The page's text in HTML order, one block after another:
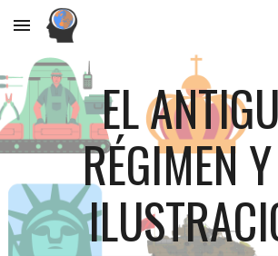
Skip to main content
EL
RÉGIMEN